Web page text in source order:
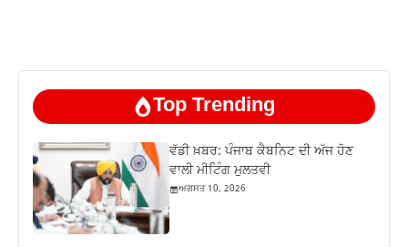
Top Trending
ਵੱਡੀ ਖ਼ਬਰ: ਪੰਜਾਬ ਕੈਬਨਿਟ ਦੀ ਅੱਜ ਹੋਣ
ਵਾਲੀ ਮੀਟਿੰਗ ਮੁਲਤਵੀ
ਅਗਸਤ 10, 2026